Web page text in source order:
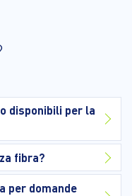
disponibili per la
fibra?
per domande